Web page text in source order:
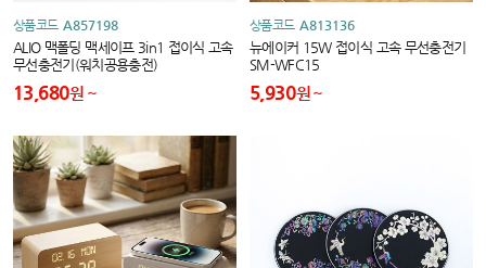
상품코드 A857198
ALIO 맥폴딩 맥세이프 3in1 접이식 고속
무선충전기(워치공용충전)
13,680원
상품코드 A813136
뉴에이커 15W 접이식 고속 무선충전기
SM-WFC15
5,930원